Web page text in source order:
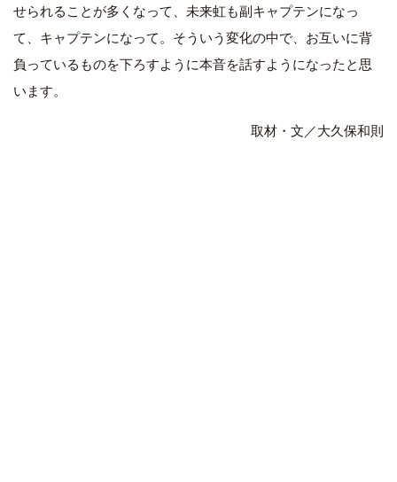
せられることが多くなって、未来虹も副キャプテンになっ
て、キャプテンになって。そういう変化の中で、お互いに背
負っているものを下ろすように本音を話すようになったと思
います。
取材・文／大久保和則